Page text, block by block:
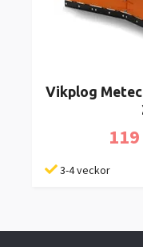
Vikplog Metec
3-4 veckor